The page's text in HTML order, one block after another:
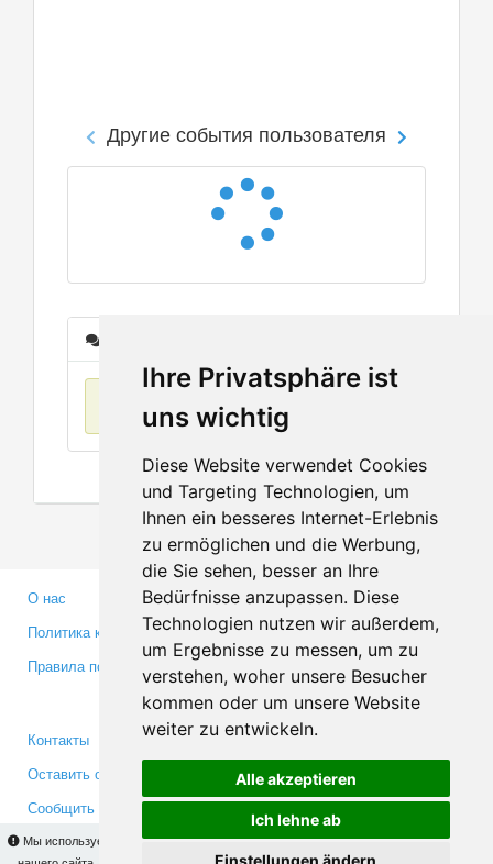
Ihre Privatsphäre ist
uns wichtig
Diese Website verwendet Cookies
und Targeting Technologien, um
Ihnen ein besseres Internet-Erlebnis
zu ermöglichen und die Werbung,
die Sie sehen, besser an Ihre
Bedürfnisse anzupassen. Diese
Technologien nutzen wir außerdem,
um Ergebnisse zu messen, um zu
verstehen, woher unsere Besucher
kommen oder um unsere Website
weiter zu entwickeln.
Alle akzeptieren
Ich lehne ab
Мы используем cookies для того, чтобы Вы могли использовать весь функционал
Другие события пользователя
О нас
Политика конфиденциальности
Правила пользования
Партнерам
Инвесторам
Медиа
Контакты
Оставить отзыв
Сообщить об ошибке
Facebook
Twitter
YouTube
Google+